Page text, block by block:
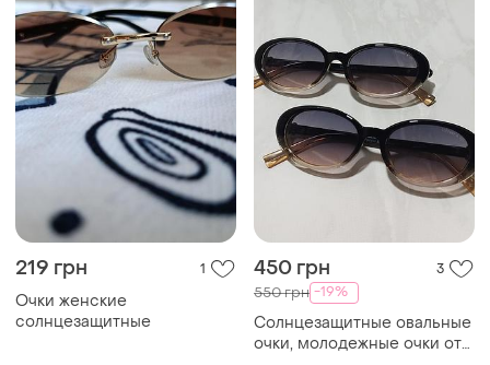
219 грн 1
Очки женские
солнцезащитные
450 грн 3
550 грн -19%
Солнцезащитные овальные
очки, молодежные очки от